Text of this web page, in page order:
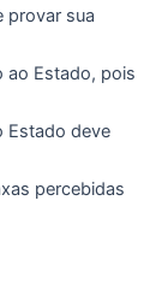
provar sua
ao Estado, pois
Estado deve
percebidas